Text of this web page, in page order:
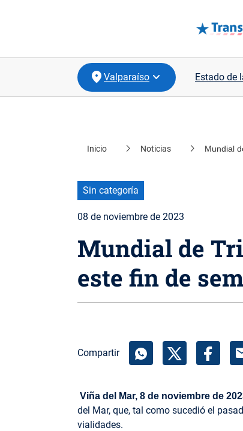
Valparaíso
location_on
location_onBiobío
location_on Los Lagos
Estado de
Inicio Noticias Mundial
Sin categoría
08 de noviembre de 2023
Mundial de
este fin de
Compartir
Viña del Mar, 8 de noviembre de
del Mar, que, tal como sucedió el
vialidades.